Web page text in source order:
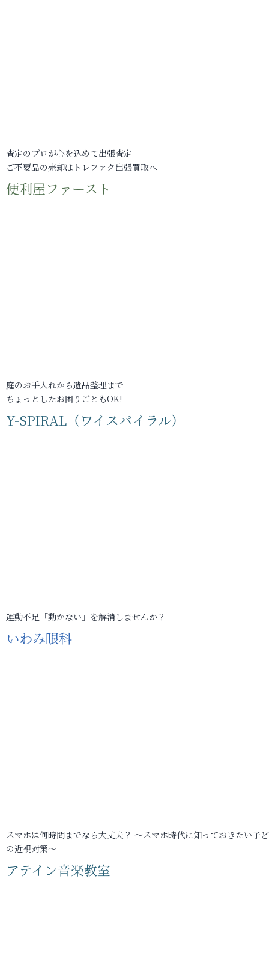
査定のプロが心を込めて出張査定
ご不要品の売却はトレファク出張買取へ
便利屋ファースト
庭のお手入れから遺品整理まで
ちょっとしたお困りごともOK!
Y-SPIRAL（ワイスパイラル）
運動不足「動かない」を解消しませんか？
いわみ眼科
スマホは何時間までなら大丈夫？ ～スマホ時代に知っておきたい子
の近視対策～
アテイン音楽教室